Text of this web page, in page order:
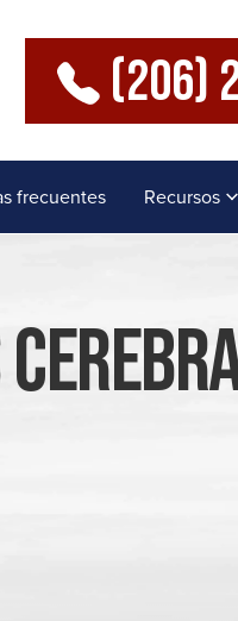
(206)
frecuentes Recursos